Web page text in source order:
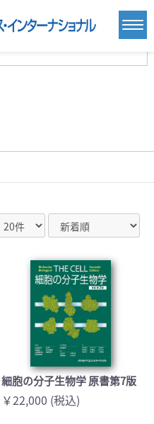
マルチメディア(0)
細胞の分子生物学 原書第7版
￥22,000 (税込)